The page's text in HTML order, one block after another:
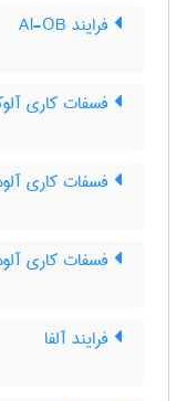
فرایند Al-OB
فسفات کاری
فسفات کاری
فسفات کاری
فرایند آلفا